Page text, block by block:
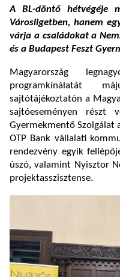
A BL-döntő
Városligetben, hanem
várja a családokat a
és a Budapest Feszt
Magyarország
programkínálatát
sajtótájékoztatón a
sajtóeseményen részt
Gyermekmentő Szolgálat
OTP Bank vállalati
rendezvény egyik
úszó, valamint Nyisztor
projektasszisztense.